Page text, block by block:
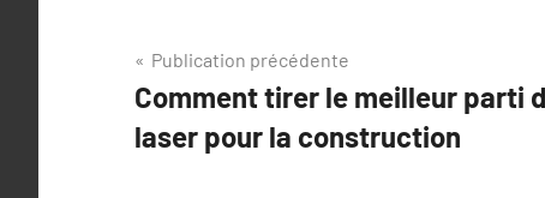
Navigation
de
l’article
Publication précédente
Comment tirer le meilleur parti
laser pour la construction